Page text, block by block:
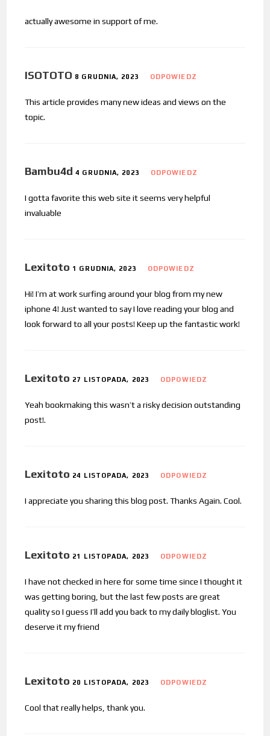
actually awesome in support of me.
ISOTOTO 8 GRUDNIA, 2023 ODPOWIEDZ
This article provides many new ideas and views on the
topic.
Bambu4d 4 GRUDNIA, 2023 ODPOWIEDZ
I gotta favorite this web site it seems very helpful
invaluable
Lexitoto 1 GRUDNIA, 2023 ODPOWIEDZ
Hi! I’m at work surfing around your blog from my new
iphone 4! Just wanted to say I love reading your blog and
look forward to all your posts! Keep up the fantastic work!
Lexitoto 27 LISTOPADA, 2023 ODPOWIEDZ
Yeah bookmaking this wasn’t a risky decision outstanding
post!.
Lexitoto 24 LISTOPADA, 2023 ODPOWIEDZ
I appreciate you sharing this blog post. Thanks Again. Cool.
Lexitoto 21 LISTOPADA, 2023 ODPOWIEDZ
I have not checked in here for some time since I thought it
was getting boring, but the last few posts are great
quality so I guess I’ll add you back to my daily bloglist. You
deserve it my friend
Lexitoto 20 LISTOPADA, 2023 ODPOWIEDZ
Cool that really helps, thank you.